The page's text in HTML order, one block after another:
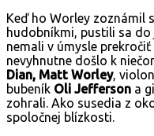
Keď ho Worley zoznámil
hudobníkmi, pustili sa do
nemali v úmysle
nevyhnutne došlo k
Dian, Matt Worley,
bubeník Oli Jefferson a
zohrali. Ako susedia z
spoločnej blízkosti.